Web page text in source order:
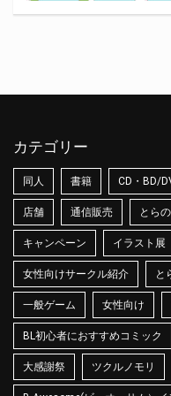
カテゴリー
同人 書籍 CD・BD/
店舗 通信販売 とら
キャンペーン イラスト展
女性向けサークル紹介 と
一般ゲーム 女性向け
BL初心者におすすめコミック
大感謝祭 ツクルノモリ